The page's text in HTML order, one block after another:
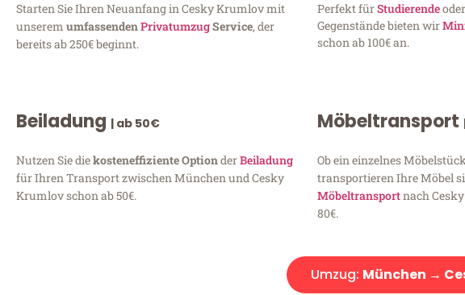
Starten Sie Ihren Neuanfang in Cesky Krumlov mit
unserem umfassendenPrivatumzugService, der
bereits ab 250€ beginnt.
Perfekt fürStudierende
Gegenstände bieten wir
schon ab 100€ an.
Beiladung | ab 50€
Nutzen Sie diekosteneffiziente OptionderBeiladung
für Ihren Transport zwischen München und Cesky
Krumlov schon ab 50€.
Möbeltransport
Ob ein einzelnes
transportieren Ihre Möbel
Möbeltransportnach
80€.
Umzug: München →